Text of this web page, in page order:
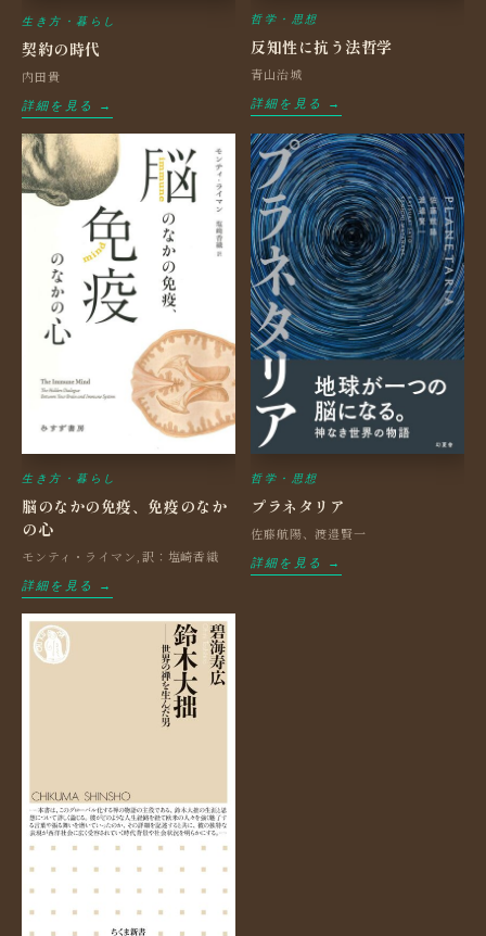
生き方・暮らし
契約の時代
内田貴
詳細を見る →
哲学・思想
反知性に抗う法哲学
青山治城
詳細を見る →
生き方・暮らし
脳のなかの免疫、免疫のなか
の心
モンティ・ライマン,訳：塩崎香織
詳細を見る →
哲学・思想
プラネタリア
佐藤航陽、渡邉賢一
詳細を見る →